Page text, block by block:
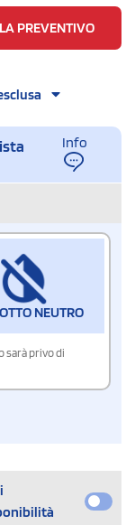
PREVENTIVO
Info
NEUTRO
sarà privo di